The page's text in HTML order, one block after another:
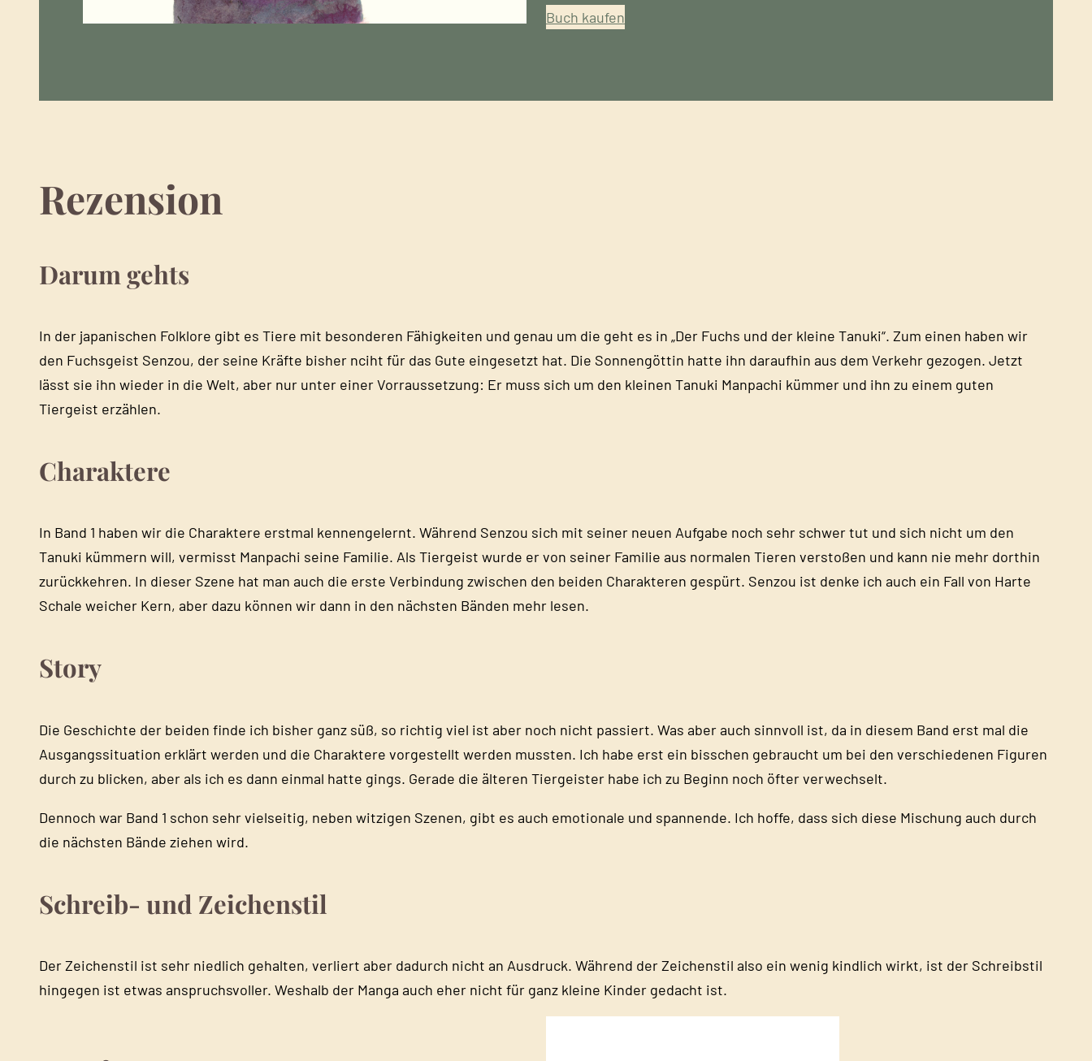
Buch kaufen
Rezension
Darum gehts
In der japanischen Folklore gibt es Tiere mit besonderen Fähigkeiten und genau um die geht es in „Der Fuchs und der kleine Tanuki“. Zum einen haben wir
den Fuchsgeist Senzou, der seine Kräfte bisher nciht für das Gute eingesetzt hat. Die Sonnengöttin hatte ihn daraufhin aus dem Verkehr gezogen. Jetzt
lässt sie ihn wieder in die Welt, aber nur unter einer Vorraussetzung: Er muss sich um den kleinen Tanuki Manpachi kümmer und ihn zu einem guten
Tiergeist erzählen.
Charaktere
In Band 1 haben wir die Charaktere erstmal kennengelernt. Während Senzou sich mit seiner neuen Aufgabe noch sehr schwer tut und sich nicht um den
Tanuki kümmern will, vermisst Manpachi seine Familie. Als Tiergeist wurde er von seiner Familie aus normalen Tieren verstoßen und kann nie mehr dorthin
zurückkehren. In dieser Szene hat man auch die erste Verbindung zwischen den beiden Charakteren gespürt. Senzou ist denke ich auch ein Fall von Harte
Schale weicher Kern, aber dazu können wir dann in den nächsten Bänden mehr lesen.
Story
Die Geschichte der beiden finde ich bisher ganz süß, so richtig viel ist aber noch nicht passiert. Was aber auch sinnvoll ist, da in diesem Band erst mal die
Ausgangssituation erklärt werden und die Charaktere vorgestellt werden mussten. Ich habe erst ein bisschen gebraucht um bei den verschiedenen Figuren
durch zu blicken, aber als ich es dann einmal hatte gings. Gerade die älteren Tiergeister habe ich zu Beginn noch öfter verwechselt.
Dennoch war Band 1 schon sehr vielseitig, neben witzigen Szenen, gibt es auch emotionale und spannende. Ich hoffe, dass sich diese Mischung auch durch
die nächsten Bände ziehen wird.
Schreib- und Zeichenstil
Der Zeichenstil ist sehr niedlich gehalten, verliert aber dadurch nicht an Ausdruck. Während der Zeichenstil also ein wenig kindlich wirkt, ist der Schreibstil
hingegen ist etwas anspruchsvoller. Weshalb der Manga auch eher nicht für ganz kleine Kinder gedacht ist.